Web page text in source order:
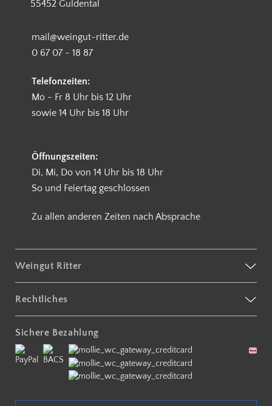
55452 Guldental
mail@weingut-ritter.de
0 67 07 - 18 87
Telefonzeiten:
Mo - Fr 8 Uhr bis 12 Uhr
sowie 14 Uhr bis 18 Uhr
Öffnungszeiten:
Di, Mi, Do von 14 Uhr bis 18 Uhr
So und Feiertag geschlossen
Zu allen anderen Zeiten nach Absprache
Weingut Ritter
Rechtliches
Sichere Bezahlung